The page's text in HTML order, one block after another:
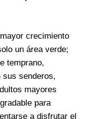
crecimiento
un área verde;
temprano,
senderos,
mayores
para
a disfrutar el